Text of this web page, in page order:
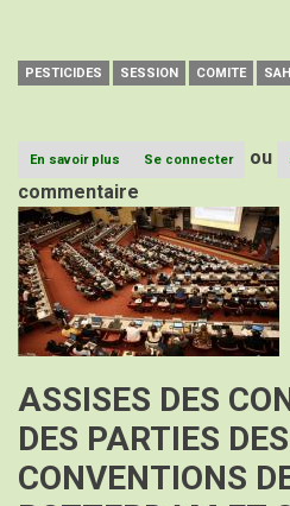
PESTICIDES SESSION COMITE
En savoir plus
42
EME
SESSION
ORDINAIRE
DU
COMITE
SAHELIEN
DES
PESTICIDES
Se connecter ou
commentaire
Image
ASSISES DES
DES PARTIES DES
CONVENTIONS